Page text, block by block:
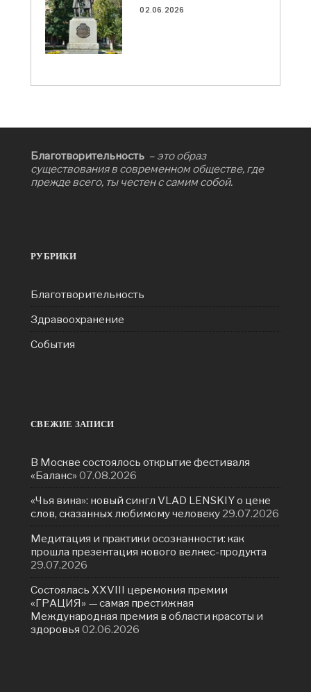
02.06.2026
Благотворительность – это образ
существования в современном обществе, где
прежде всего, ты честен с самим собой.
РУБРИКИ
Благотворительность
Здравоохранение
События
СВЕЖИЕ ЗАПИСИ
В Москве состоялось открытие фестиваля
«Баланс» 07.08.2026
«Чья вина»: новый сингл VLAD LENSKIY о цене
слов, сказанных любимому человеку 29.07.2026
Медитация и практики осознанности: как
прошла презентация нового велнес-продукта
29.07.2026
Состоялась ХXVIII церемония премии
«ГРАЦИЯ» — самая престижная
Международная премия в области красоты и
здоровья 02.06.2026